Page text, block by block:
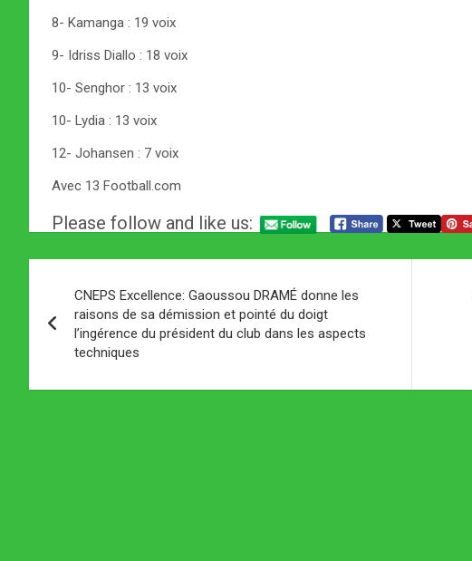
8- Kamanga : 19 voix
9- Idriss Diallo : 18 voix
10- Senghor : 13 voix
10- Lydia : 13 voix
12- Johansen : 7 voix
Avec 13 Football.com
Please follow and like us:
de
l’article
CNEPS Excellence: Gaoussou DRAMÉ donne les
raisons de sa démission et pointé du doigt
l’ingérence du président du club dans les aspects
techniques